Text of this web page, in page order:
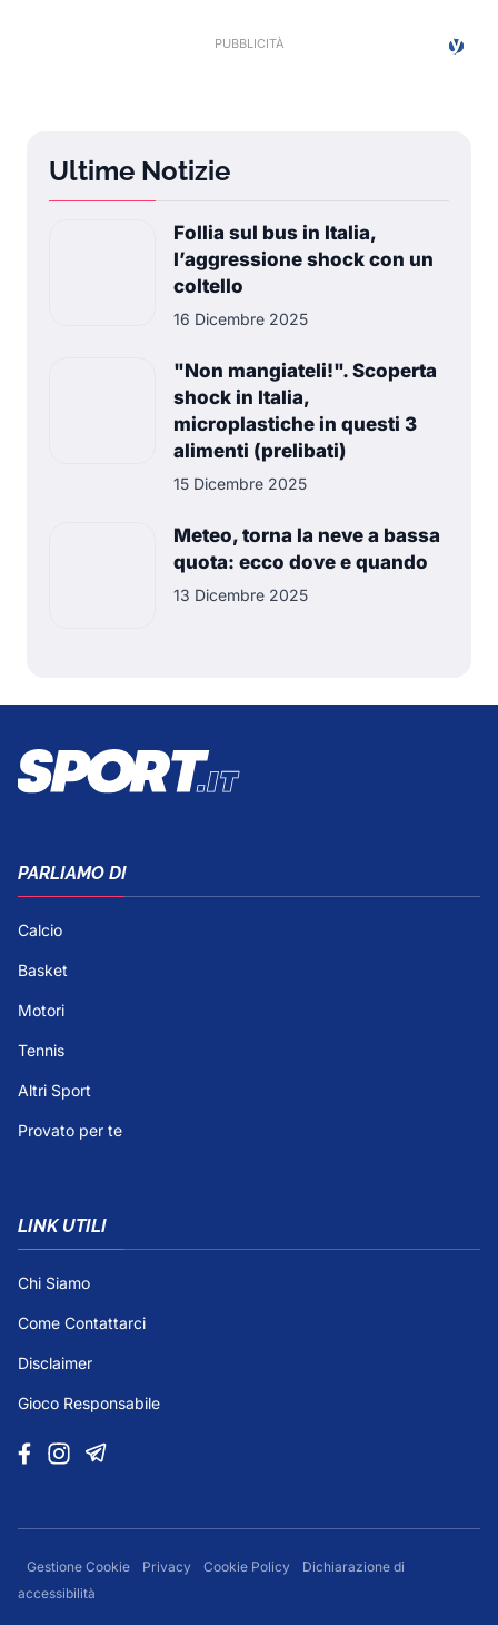
Ultime Notizie
Follia sul bus in Italia,
l’aggressione shock con un
coltello
16 Dicembre 2025
"Non mangiateli!". Scoperta
shock in Italia,
microplastiche in questi 3
alimenti (prelibati)
15 Dicembre 2025
Meteo, torna la neve a bassa
quota: ecco dove e quando
13 Dicembre 2025
PARLIAMO DI
Calcio
Basket
Motori
Tennis
Altri Sport
Provato per te
LINK UTILI
Chi Siamo
Come Contattarci
Disclaimer
Gioco Responsabile
Gestione Cookie Privacy Cookie Policy
Dichiarazione di
accessibilità